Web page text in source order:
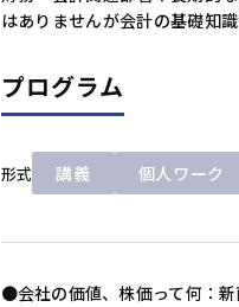
はありませんが会計の基礎知
プログラム
形式 講義 個人ワーク
●会社の価値、株価って何：